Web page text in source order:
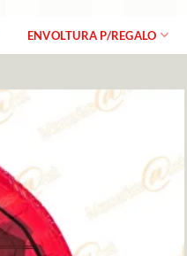
ENVOLTURA P/REGALO